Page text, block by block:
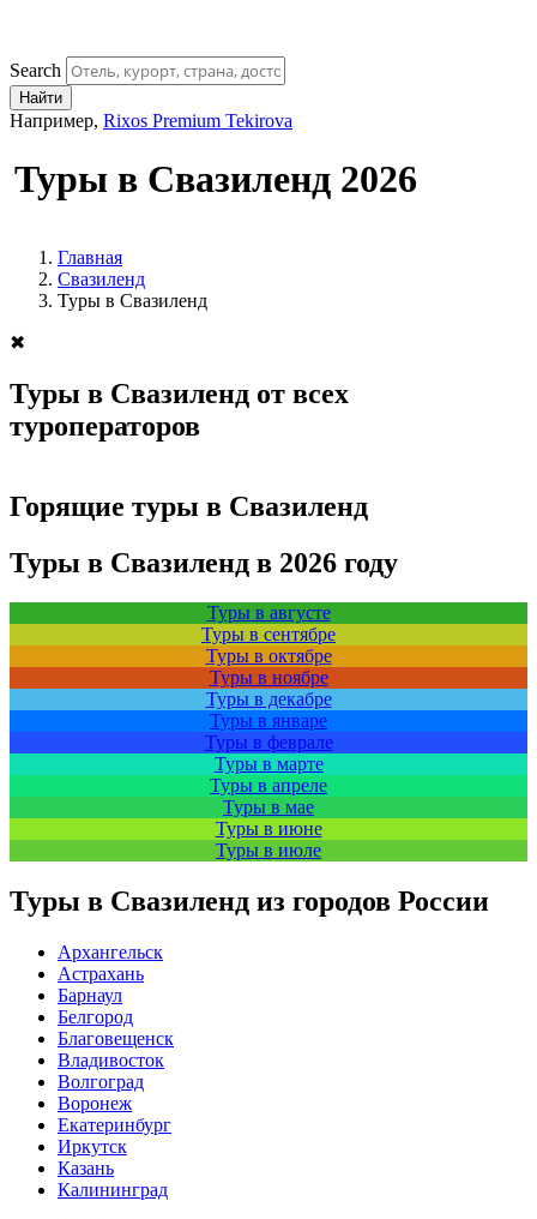
Search
Найти
Например, Rixos Premium Tekirova
Туры в Свазиленд 2026
Главная
Свазиленд
Туры в Свазиленд
✖
Туры в Свазиленд от всех
туроператоров
Горящие туры в Свазиленд
Туры в Свазиленд в 2026 году
Туры в августе
Туры в сентябре
Туры в октябре
Туры в ноябре
Туры в декабре
Туры в январе
Туры в феврале
Туры в марте
Туры в апреле
Туры в мае
Туры в июне
Туры в июле
Туры в Свазиленд из городов России
Архангельск
Астрахань
Барнаул
Белгород
Благовещенск
Владивосток
Волгоград
Воронеж
Екатеринбург
Иркутск
Казань
Калининград